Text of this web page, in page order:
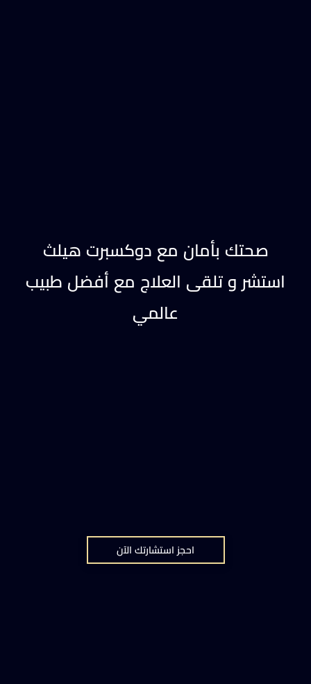
صحتك بأمان مع دوكسبرت هيلث
استشر و تلقى العلاج مع أفضل طبيب
عالمي
احجز استشارتك الآن